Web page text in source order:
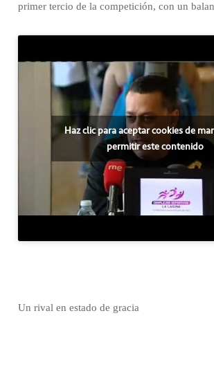
primer tercio de la competición, con un
Haz clic para aceptar cookies de
permitir este contenido
Un rival en estado de gracia